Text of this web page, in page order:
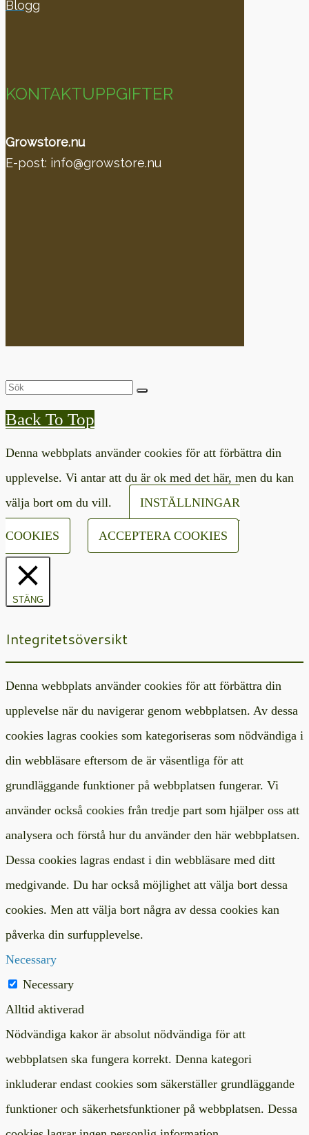
Blogg
KONTAKTUPPGIFTER
Growstore.nu
E-post: info@growstore.nu
Back To Top
Denna webbplats använder cookies för att förbättra din
upplevelse. Vi antar att du är ok med det här, men du kan
välja bort om du vill.
INSTÄLLNINGAR
COOKIES ACCEPTERA COOKIES
STÄNG
Integritetsöversikt
Denna webbplats använder cookies för att förbättra din
upplevelse när du navigerar genom webbplatsen. Av dessa
cookies lagras cookies som kategoriseras som nödvändiga i
din webbläsare eftersom de är väsentliga för att
grundläggande funktioner på webbplatsen fungerar. Vi
använder också cookies från tredje part som hjälper oss att
analysera och förstå hur du använder den här webbplatsen.
Dessa cookies lagras endast i din webbläsare med ditt
medgivande. Du har också möjlighet att välja bort dessa
cookies. Men att välja bort några av dessa cookies kan
påverka din surfupplevelse.
Necessary
Necessary
Alltid aktiverad
Nödvändiga kakor är absolut nödvändiga för att
webbplatsen ska fungera korrekt. Denna kategori
inkluderar endast cookies som säkerställer grundläggande
funktioner och säkerhetsfunktioner på webbplatsen. Dessa